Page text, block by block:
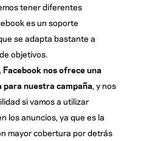
tener diferentes
es un soporte
se adapta bastante a
objetivos.
Facebook nos ofrece una
nuestra campaña, y nos
si vamos a utilizar
los anuncios, ya que es la
mayor cobertura por detrás